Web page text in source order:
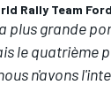
Rally Team
plus grande
le quatrième
n'avons